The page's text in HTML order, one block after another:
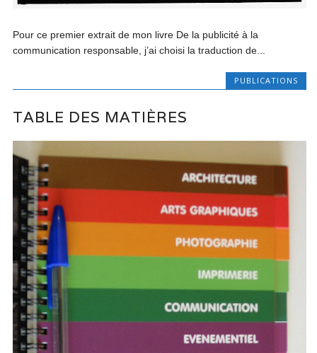
Pour ce premier extrait de mon livre De la publicité à la
communication responsable, j’ai choisi la traduction de...
PUBLICATIONS
TABLE DES MATIÈRES